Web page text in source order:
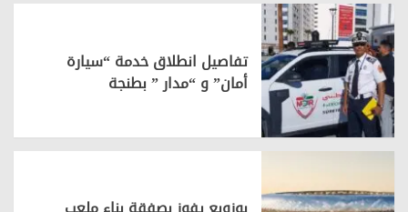
تفاصيل انطلاق خدمة “سيارة
أمان” و “مدار ” بطنجة